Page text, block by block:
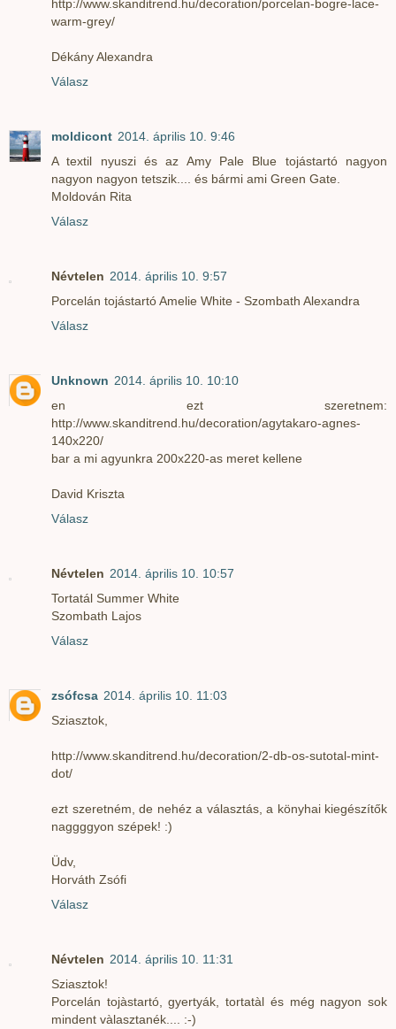
http://www.skanditrend.hu/decoration/porcelan-bogre-lace-
warm-grey/
Dékány Alexandra
Válasz
moldicont 2014. április 10. 9:46
A textil nyuszi és az Amy Pale Blue tojástartó nagyon
nagyon nagyon tetszik.... és bármi ami Green Gate.
Moldován Rita
Válasz
Névtelen 2014. április 10. 9:57
Porcelán tojástartó Amelie White - Szombath Alexandra
Válasz
Unknown 2014. április 10. 10:10
en ezt szeretnem:
http://www.skanditrend.hu/decoration/agytakaro-agnes-
140x220/
bar a mi agyunkra 200x220-as meret kellene
David Kriszta
Válasz
Névtelen 2014. április 10. 10:57
Tortatál Summer White
Szombath Lajos
Válasz
zsófcsa 2014. április 10. 11:03
Sziasztok,
http://www.skanditrend.hu/decoration/2-db-os-sutotal-mint-
dot/
ezt szeretném, de nehéz a választás, a könyhai kiegészítők
naggggyon szépek! :)
Üdv,
Horváth Zsófi
Válasz
Névtelen 2014. április 10. 11:31
Sziasztok!
Porcelán tojàstartó, gyertyák, tortatàl és még nagyon sok
mindent vàlasztanék.... :-)